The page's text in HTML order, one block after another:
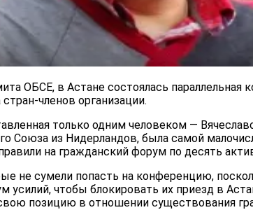
ОБСЕ, в Астане состоялась параллельная
членов организации.
только одним человеком —
Союза из Нидерландов, была самой
на гражданский форум по десять
не сумели попасть на конференцию,
усилий, чтобы блокировать их приезд в
позицию в отношении существования